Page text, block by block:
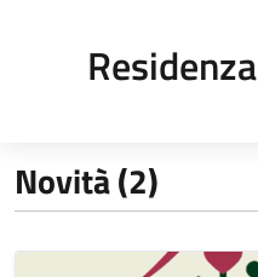
Residenza
Novità (2)